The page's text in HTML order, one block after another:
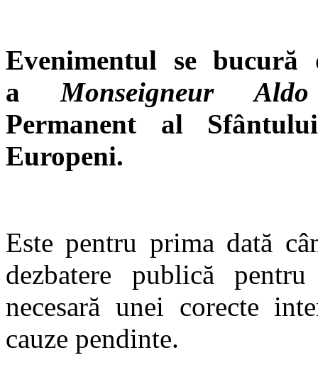
Evenimentul se
aMonseigneur
Permanent al
Europeni.
Este pentru prima dată
dezbatere publică
necesară unei corecte
cauze pendinte.